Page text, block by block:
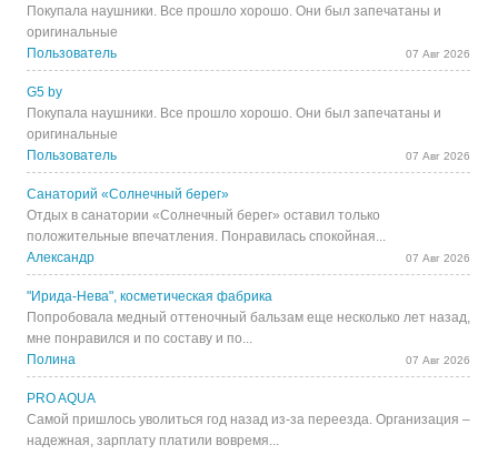
Покупала наушники. Все прошло хорошо. Они был запечатаны и
оригинальные
Пользователь
07 Авг 2026
G5 by
Покупала наушники. Все прошло хорошо. Они был запечатаны и
оригинальные
Пользователь
07 Авг 2026
Санаторий «Солнечный берег»
Отдых в санатории «Солнечный берег» оставил только
положительные впечатления. Понравилась спокойная...
Александр
07 Авг 2026
"Ирида-Нева", косметическая фабрика
Попробовала медный оттеночный бальзам еще несколько лет назад,
мне понравился и по составу и по...
Полина
07 Авг 2026
PRO AQUA
Самой пришлось уволиться год назад из-за переезда. Организация –
надежная, зарплату платили вовремя...